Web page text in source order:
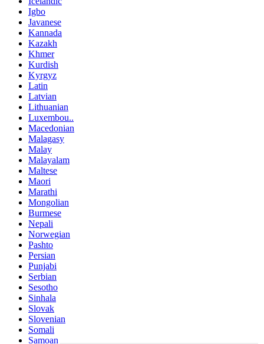
Igbo
Javanese
Kannada
Kazakh
Khmer
Kurdish
Kyrgyz
Latin
Latvian
Lithuanian
Luxembou..
Macedonian
Malagasy
Malay
Malayalam
Maltese
Maori
Marathi
Mongolian
Burmese
Nepali
Norwegian
Pashto
Persian
Punjabi
Serbian
Sesotho
Sinhala
Slovak
Slovenian
Somali
Samoan